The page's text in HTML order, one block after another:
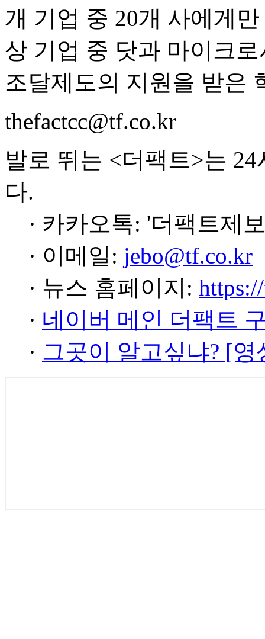
개 기업 중 20개 사에게
상 기업 중 닷과 마이크
조달제도의 지원을 받은
thefactcc@tf.co.kr
발로 뛰는 <더팩트>는
다.
· 카카오톡: '더팩트제
· 이메일: jebo@tf.co.kr
· 뉴스 홈페이지:
· 네이버 메인 더팩트
· 그곳이 알고싶냐? [